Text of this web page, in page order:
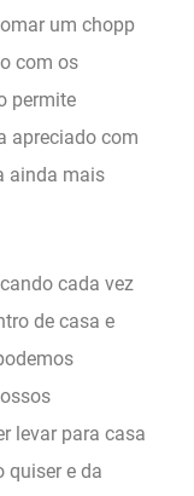
um chopp
com os
permite
apreciado com
ainda mais
cada vez
de casa e
levar para casa
quiser e da